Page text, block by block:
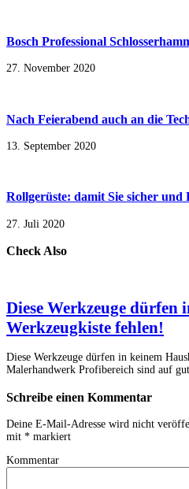
Bosch Professional
27. November 2020
Nach Feierabend auch an die
13. September 2020
Rollgerüste: damit Sie sicher und
27. Juli 2020
Check Also
Diese Werkzeuge dürfen
Werkzeugkiste fehlen!
Diese Werkzeuge dürfen in keinem
Malerhandwerk Profibereich sind auf
Schreibe einen Kommentar
Deine E-Mail-Adresse wird nicht
mit * markiert
Kommentar